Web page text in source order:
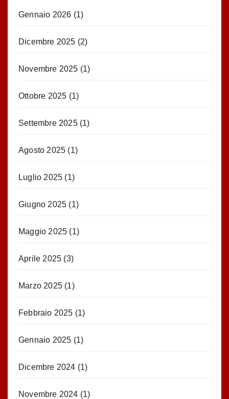
Gennaio 2026 (1)
Dicembre 2025 (2)
Novembre 2025 (1)
Ottobre 2025 (1)
Settembre 2025(1)
Agosto 2025 (1)
Luglio 2025 (1)
Giugno 2025 (1)
Maggio 2025 (1)
Aprile 2025 (3)
Marzo 2025 (1)
Febbraio 2025 (1)
Gennaio 2025 (1)
Dicembre 2024 (1)
Novembre 2024 (1)